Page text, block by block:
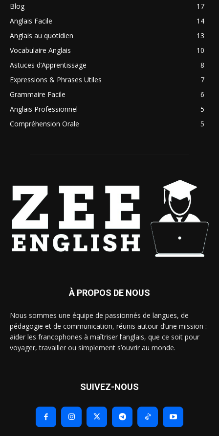
Blog
17
Anglais Facile
14
Anglais au quotidien
13
Vocabulaire Anglais
10
Astuces d’Apprentissage
8
Expressions & Phrases Utiles
7
Grammaire Facile
6
Anglais Professionnel
5
Compréhension Orale
5
À PROPOS DE NOUS
Nous sommes une équipe de passionnés de langues, de
pédagogie et de communication, réunis autour d’une mission :
aider les francophones à maîtriser l’anglais, que ce soit pour
voyager, travailler ou simplement s’ouvrir au monde.
SUIVEZ-NOUS